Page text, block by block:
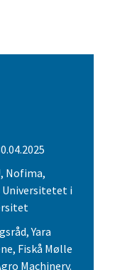
Nofima,
Universitetet i
Yara
Fiskå Mølle
Machinery.